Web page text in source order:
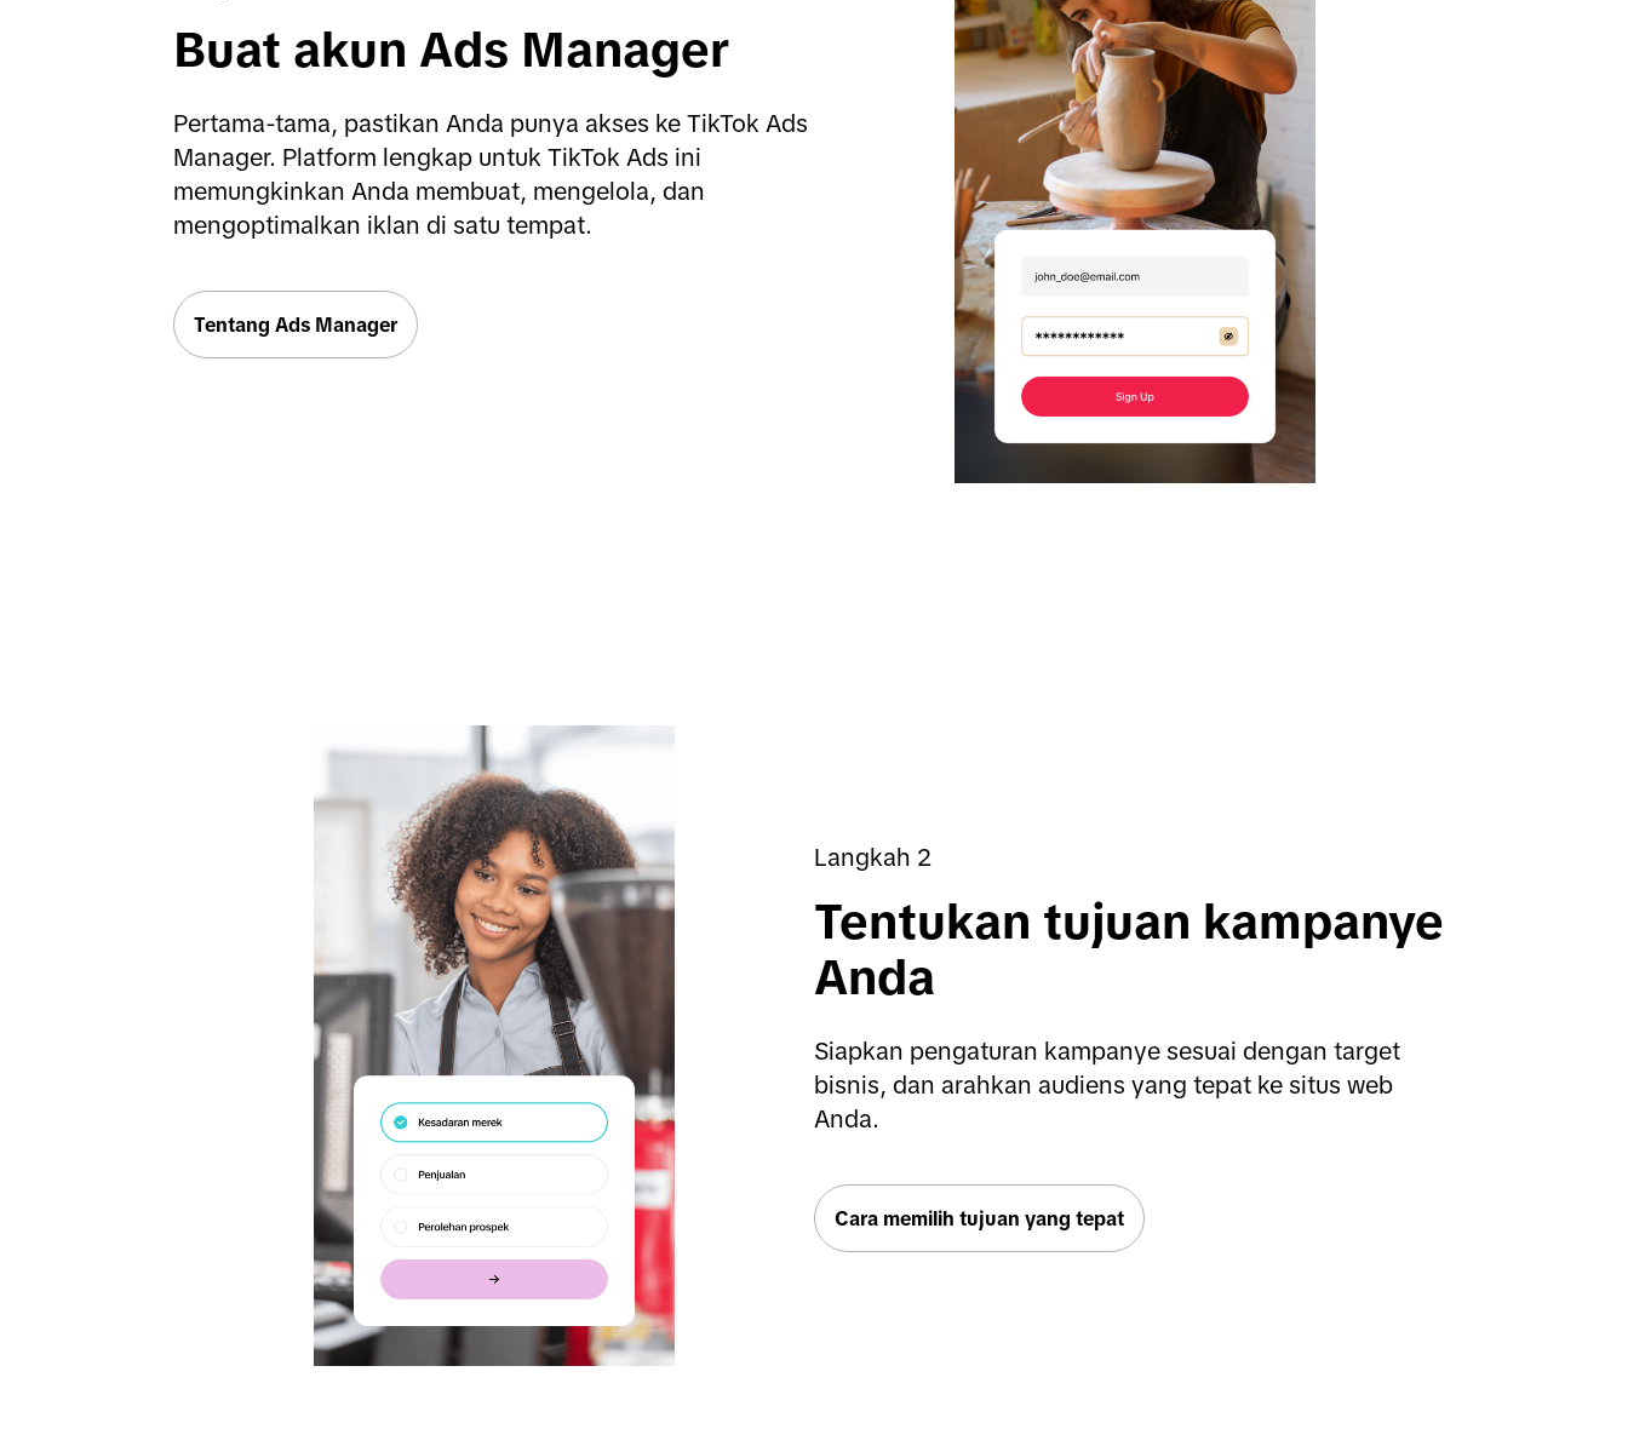
Buat akun Ads Manager
Pertama-tama, pastikan Anda punya akses ke TikTok Ads
Manager. Platform lengkap untuk TikTok Ads ini
memungkinkan Anda membuat, mengelola, dan
mengoptimalkan iklan di satu tempat.
Tentang Ads Manager
Langkah 2
Tentukan tujuan kampanye
Anda
Siapkan pengaturan kampanye sesuai dengan target
bisnis, dan arahkan audiens yang tepat ke situs web
Anda.
Cara memilih tujuan yang tepat